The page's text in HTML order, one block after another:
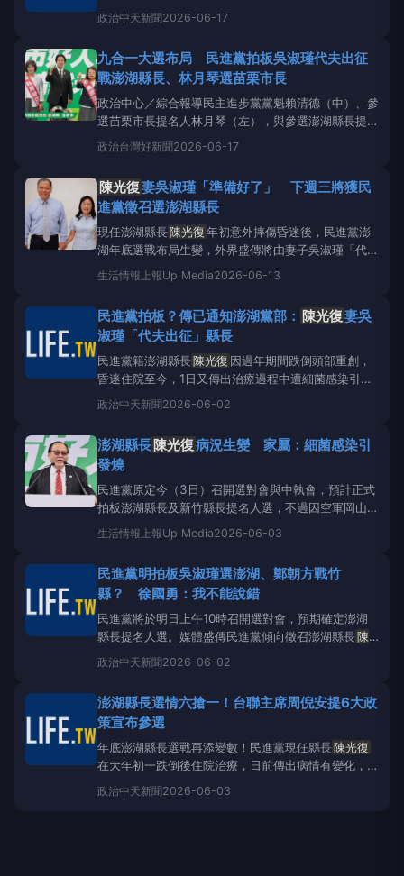
表民進黨參選澎湖縣長。黨中央預計在今日下午的中常
會中由黨主席賴清德正式介紹。民進黨確定徵召吳淑瑾
書）現任澎湖縣長
陳光復今年過年期間發紅包行程中
發生意外摔傷腦部，住
政治中天新聞 2026-06-17
九合一大選布局 民進黨拍板吳淑瑾代夫出征
戰澎湖縣長、林月琴選苗栗市長
政治中心／綜合報導民主進步黨黨魁賴清德（中）、參
選苗栗市長提名人林月琴（左），與參選澎湖縣長提名
人吳淑瑾（右）。（圖／翻攝自民主進步黨YouTube
直播）針對今（115）年底九合一大選選戰布局，原本
陳光復代表角逐2026年連任，但 陳光復於2月17日大
年初
政治台灣好新聞 2026-06-17
陳光復妻吳淑瑾「準備好了」 下週三將獲民
進黨徵召選澎湖縣長
現任澎湖縣長陳光復年初意外摔傷昏迷後，民進黨澎
湖年底選戰布局生變，外界盛傳將由妻子吳淑瑾「代夫
出征」。吳淑瑾今天（13日）首度鬆口表示「準備好
了」，並透露民進黨中央已發出邀請，只待正式徵召，
變 吳淑瑾「代夫出征」成共識原本民進黨在澎湖具執
政優勢，
生活情報 上報Up Media2026-06-13
民進黨拍板？傳已通知澎湖黨部： 陳光復妻吳
淑瑾「代夫出征」縣長
民進黨籍澎湖縣長陳光復 因過年期間跌倒頭部重創，
昏迷住院至今，1日又傳出治療過程中遭細菌感染引發
高燒，恐無法參與年底澎湖縣長選戰，網傳民進黨中央
已通知地方黨部將提名
（圖／翻攝陳光復臉書）民進黨秘書長徐國勇今（2）
日上午在中央黨部受
政治中天新聞 2026-06-02
澎湖縣長陳光復病況生變 家屬：細菌感染引
發燒
民進黨原定今（3日）召開選對會與中執會，預計正式
拍板澎湖縣長及新竹縣長提名人選，不過因空軍岡山基
地發生飛安事故決定延期。在此之際，原本預計要拚連
任的澎湖縣長
陳光復
不料現在卻遭受到細菌感染，引起發燒，成為治療過程
中的艱難考驗。
生活情報 上報Up Media2026-06-03
民進黨明拍板吳淑瑾選澎湖、鄭朝方戰竹
縣？ 徐國勇：我不能說錯
民進黨將於明日上午10時召開選對會，預期確定澎湖
縣長提名人選。媒體盛傳民進黨傾向徵召澎湖縣長陳
光復 的妻子吳淑瑾「代夫出征」，新竹縣長則討論由
竹北市長鄭朝方出戰？民進黨祕書長徐國勇今（2）日
會為合議制、共識決，並非召集人說了算，還是請各界
稍微耐心等候，明
政治中天新聞 2026-06-02
澎湖縣長選情六搶一！台聯主席周倪安提6大政
策宣布參選
年底澎湖縣長選戰再添變數！民進黨現任縣長陳光復
在大年初一跌倒後住院治療，日前傳出病情有變化，綠
擬改徵召 陳光復
西鄉長陳振中，台灣團結聯盟（台聯）宣布，黨主席周
政治中天新聞 2026-06-03